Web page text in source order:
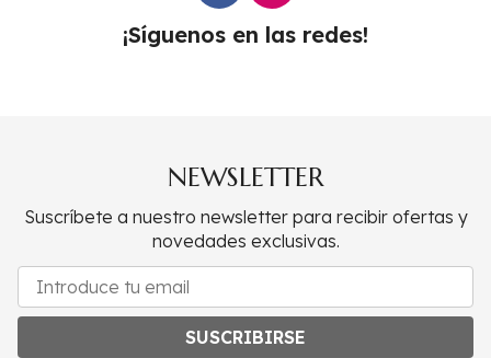
¡Síguenos en las redes!
NEWSLETTER
Suscríbete a nuestro newsletter para recibir ofertas y
novedades exclusivas.
SUSCRIBIRSE